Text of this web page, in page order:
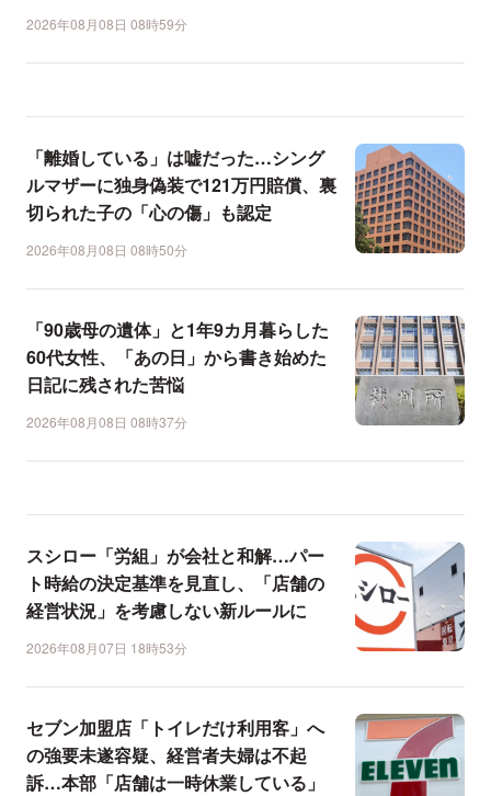
2026年08月08日 08時59分
「離婚している」は嘘だった…シング
ルマザーに独身偽装で121万円賠償、裏
切られた子の「心の傷」も認定
2026年08月08日 08時50分
「90歳母の遺体」と1年9カ月暮らした
60代女性、「あの日」から書き始めた
日記に残された苦悩
2026年08月08日 08時37分
スシロー「労組」が会社と和解…パー
ト時給の決定基準を見直し、「店舗の
経営状況」を考慮しない新ルールに
2026年08月07日 18時53分
セブン加盟店「トイレだけ利用客」へ
の強要未遂容疑、経営者夫婦は不起
訴…本部「店舗は一時休業している」